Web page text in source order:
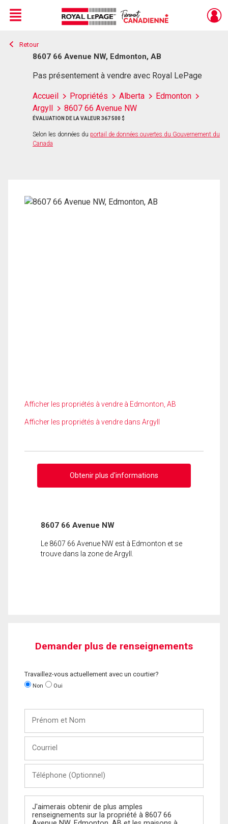
Live
En Direct
Menu
Retour
8607 66 Avenue NW, Edmonton, AB
Pas présentement à vendre avec Royal LePage
Accueil Propriétés Alberta
Edmonton
Argyll
8607 66 Avenue NW
ÉVALUATION DE LA VALEUR 367 500 $
Selon les données du portail de données ouvertes du Gouvernement du
Canada
Afficher les propriétés à vendre à Edmonton, AB
Afficher les propriétés à vendre dans Argyll
Obtenir plus d'informations
8607 66 Avenue NW
Le 8607 66 Avenue NW est à Edmonton et se
trouve dans la zone de Argyll.
Demander plus de renseignements
Travaillez-vous actuellement avec un courtier?
Non Oui
Nom
(Optionnel)
Message